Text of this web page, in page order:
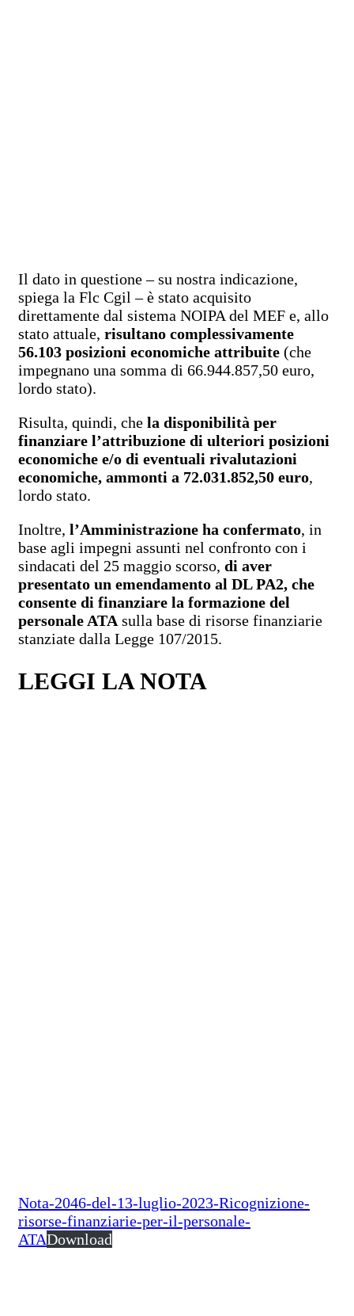
Il dato in questione – su nostra indicazione,
spiega la Flc Cgil – è stato acquisito
direttamente dal sistema NOIPA del MEF e, allo
stato attuale, risultano complessivamente
56.103 posizioni economiche attribuite (che
impegnano una somma di 66.944.857,50 euro,
lordo stato).
Risulta, quindi, che la disponibilità per
finanziare l’attribuzione di ulteriori posizioni
economiche e/o di eventuali rivalutazioni
economiche, ammonti a 72.031.852,50 euro,
lordo stato.
Inoltre, l’Amministrazione ha confermato, in
base agli impegni assunti nel confronto con i
sindacati del 25 maggio scorso, di aver
presentato un emendamento al DL PA2, che
consente di finanziare la formazione del
personale ATA sulla base di risorse finanziarie
stanziate dalla Legge 107/2015.
LEGGI LA NOTA
Nota-2046-del-13-luglio-2023-Ricognizione-
risorse-finanziarie-per-il-personale-
ATADownload